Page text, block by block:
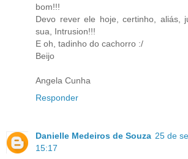
bom!!!
Devo rever ele hoje, certinho, aliás,
sua, Intrusion!!!
E oh, tadinho do cachorro :/
Beijo
Angela Cunha
Responder
Danielle Medeiros de Souza 25 de
15:17